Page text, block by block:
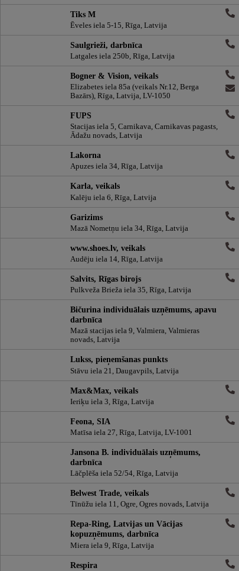
Tiks M
Ēveles iela 5-15, Rīga, Latvija
Saulgrieži, darbnīca
Latgales iela 250b, Rīga, Latvija
Bogner & Vision, veikals
Elizabetes iela 85a (veikals Nr.12, Berga
Bazārs), Rīga, Latvija, LV-1050
FUPS
Stacijas iela 5, Carnikava, Carnikavas pagasts,
Ādažu novads, Latvija
Lakorna
Apuzes iela 34, Rīga, Latvija
Karla, veikals
Kalēju iela 6, Rīga, Latvija
Garizims
Mazā Nometņu iela 34, Rīga, Latvija
www.shoes.lv, veikals
Audēju iela 14, Rīga, Latvija
Salvits, Rīgas birojs
Pulkveža Brieža iela 35, Rīga, Latvija
Bičurina individuālais uzņēmums, apavu
darbnīca
Mazā stacijas iela 9, Valmiera, Valmieras
novads, Latvija
Lukss, pieņemšanas punkts
Stāvu iela 21, Daugavpils, Latvija
Max&Max, veikals
Ieriķu iela 3, Rīga, Latvija
Feona, SIA
Matīsa iela 27, Rīga, Latvija, LV-1001
Jansona B. individuālais uzņēmums,
darbnīca
Lāčplēša iela 52/54, Rīga, Latvija
Belwest Trade, veikals
Tīnūžu iela 11, Ogre, Ogres novads, Latvija
Repa-Ring, Latvijas un Vācijas
kopuzņēmums, darbnīca
Miera iela 9, Rīga, Latvija
Respira